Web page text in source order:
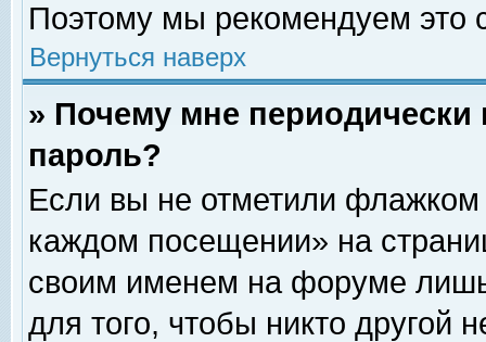
Поэтому мы рекомендуем это
Вернуться наверх
» Почему мне
пароль?
Если вы не отметили флажком
каждом посещении» на
своим именем на форуме
для того, чтобы никто другой